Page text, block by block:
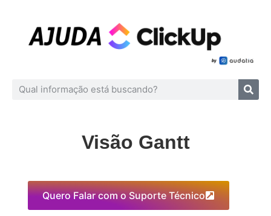
Visão Gantt
Quero Falar com o Suporte Técnico